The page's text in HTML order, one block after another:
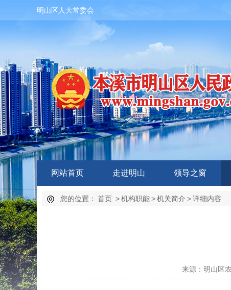
明山区人大常委会
网站首页 走进明山 领导之窗
您的位置： 首页 >机构职能>机关简介 >详细内容
来源：明山区